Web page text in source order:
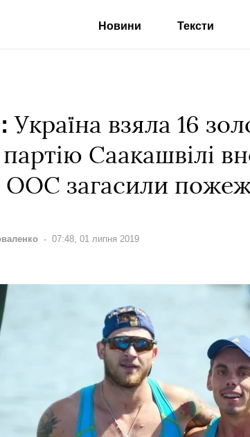
Новини Тексти
Україна взяла 16
партію Саакашвілі
ООС загасили
Дата:
07:48, 01 липня 2019